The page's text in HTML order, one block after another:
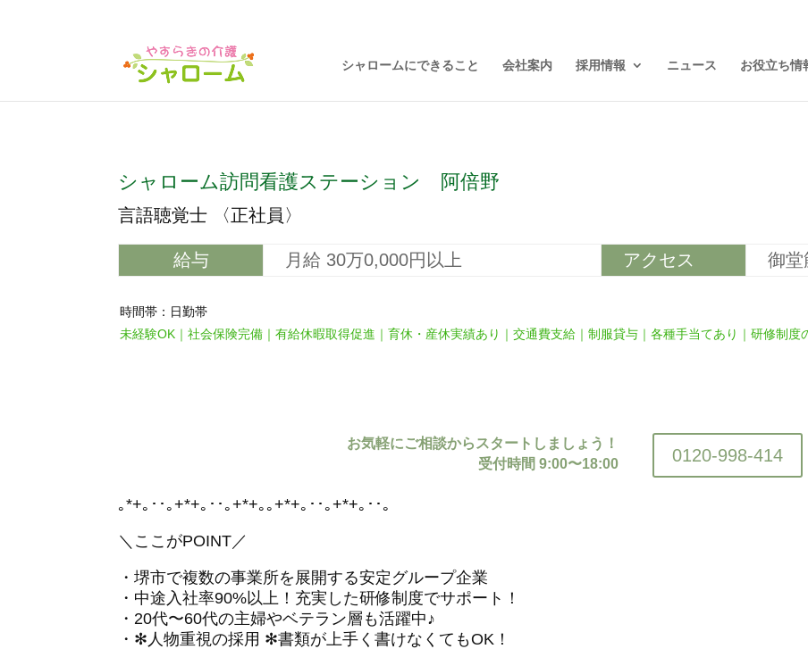
シャロームにできること 会社案内 採用情報 ニュース お役立ち情
シャローム訪問看護ステーション 阿倍野
言語聴覚士 〈正社員〉
給与 月給 30万0,000円以上 アクセス 御堂
時間帯：日勤帯
未経験OK｜社会保険完備｜有給休暇取得促進｜育休・産休実績あり｜交通費支給｜制服貸与｜各種手当てあり｜研修制度
お気軽にご相談からスタートしましょう！
受付時間 9:00〜18:00
0120-998-414
｡*+｡･･｡+*+｡･･｡+*+｡｡+*+｡･･｡+*+｡･･｡
＼ここがPOINT／
・堺市で複数の事業所を展開する安定グループ企業
・中途入社率90%以上！充実した研修制度でサポート！
・20代〜60代の主婦やベテラン層も活躍中♪
・✻人物重視の採用 ✻書類が上手く書けなくてもOK！